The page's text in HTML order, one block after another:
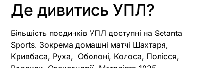
Де дивитись УПЛ?
Більшість поєдинків УПЛ доступні на Setanta
Sports. Зокрема домашні матчі Шахтаря,
Кривбаса, Руха, Оболоні, Колоса, Полісся,